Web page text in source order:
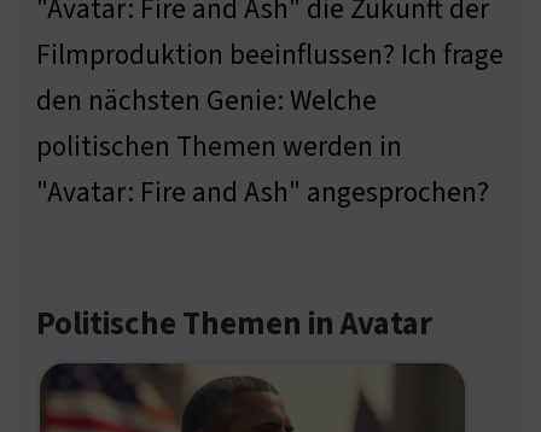
"Avatar: Fire and Ash" die Zukunft der
Filmproduktion beeinflussen? Ich frage
den nächsten Genie: Welche
politischen Themen werden in
"Avatar: Fire and Ash" angesprochen?
Politische Themen in Avatar